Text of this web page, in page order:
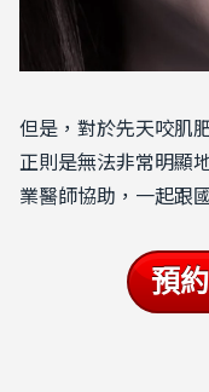
但是，對於先天咬肌
正則是無法非常明顯
業醫師協助，一起跟
預